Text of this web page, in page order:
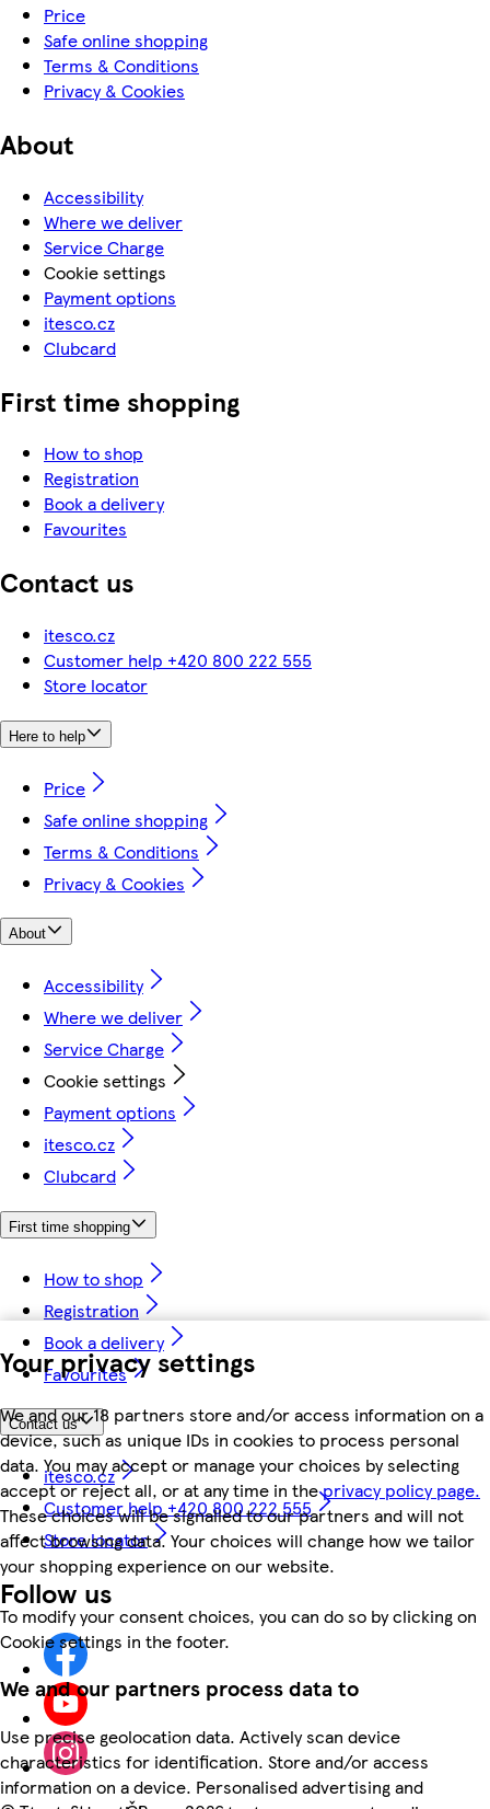
Your privacy settings
We and our 18 partners store and/or access information on a
device, such as unique IDs in cookies to process personal
data. You may accept or manage your choices by selecting
accept or reject all, or at any time in theprivacy policy page.
These choices will be signalled to our partners and will not
affect browsing data. Your choices will change how we tailor
your shopping experience on our website.
To modify your consent choices, you can do so by clicking on
Cookie settings in the footer.
We and our partners process data to
Use precise geolocation data. Actively scan device
characteristics for identification. Store and/or access
information on a device. Personalised advertising and
Price
Safe online shopping
Terms & Conditions
Privacy & Cookies
About
Accessibility
Where we deliver
Service Charge
Cookie settings
Payment options
itesco.cz
Clubcard
First time shopping
How to shop
Registration
Book a delivery
Favourites
Contact us
itesco.cz
Customer help +420 800 222 555
Store locator
Here to help
Price
Safe online shopping
Terms & Conditions
Privacy & Cookies
About
Accessibility
Where we deliver
Service Charge
Cookie settings
Payment options
itesco.cz
Clubcard
First time shopping
How to shop
Registration
Book a delivery
Favourites
Contact us
itesco.cz
Customer help +420 800 222 555
Store locator
Follow us